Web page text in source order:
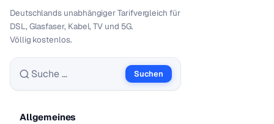
Deutschlands unabhängiger Tarif­vergleich für
DSL, Glasfaser, Kabel, TV und 5G.
Völlig kostenlos.
Suche nach:
Suchen
Allgemeines